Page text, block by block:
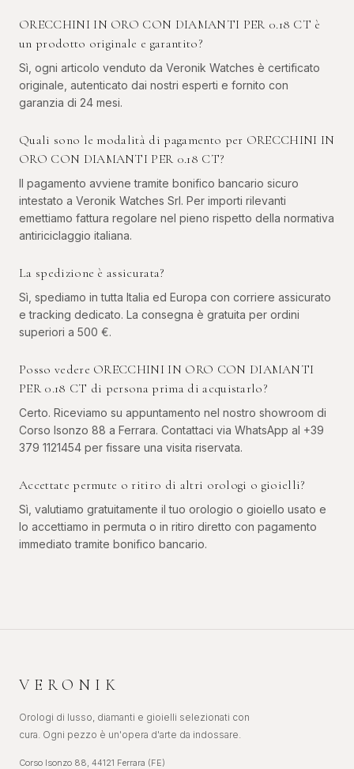
ORECCHINI IN ORO CON DIAMANTI PER 0.18 CT è
un prodotto originale e garantito?
Sì, ogni articolo venduto da Veronik Watches è certificato
originale, autenticato dai nostri esperti e fornito con
garanzia di 24 mesi.
Quali sono le modalità di pagamento per ORECCHINI IN
ORO CON DIAMANTI PER 0.18 CT?
Il pagamento avviene tramite bonifico bancario sicuro
intestato a Veronik Watches Srl. Per importi rilevanti
emettiamo fattura regolare nel pieno rispetto della normativa
antiriciclaggio italiana.
La spedizione è assicurata?
Sì, spediamo in tutta Italia ed Europa con corriere assicurato
e tracking dedicato. La consegna è gratuita per ordini
superiori a 500 €.
Posso vedere ORECCHINI IN ORO CON DIAMANTI
PER 0.18 CT di persona prima di acquistarlo?
Certo. Riceviamo su appuntamento nel nostro showroom di
Corso Isonzo 88 a Ferrara. Contattaci via WhatsApp al +39
379 1121454 per fissare una visita riservata.
Accettate permute o ritiro di altri orologi o gioielli?
Sì, valutiamo gratuitamente il tuo orologio o gioiello usato e
lo accettiamo in permuta o in ritiro diretto con pagamento
immediato tramite bonifico bancario.
VERONIK
Orologi di lusso, diamanti e gioielli selezionati con
cura. Ogni pezzo è un'opera d'arte da indossare.
Corso Isonzo 88, 44121 Ferrara (FE)